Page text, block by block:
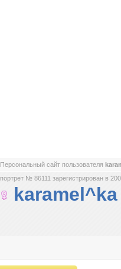
Персональный сайт пользователя
портрет № 86111 зарегистрирован в
karamel^ka